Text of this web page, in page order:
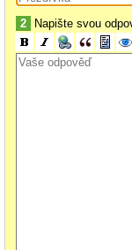
2 Napište svou